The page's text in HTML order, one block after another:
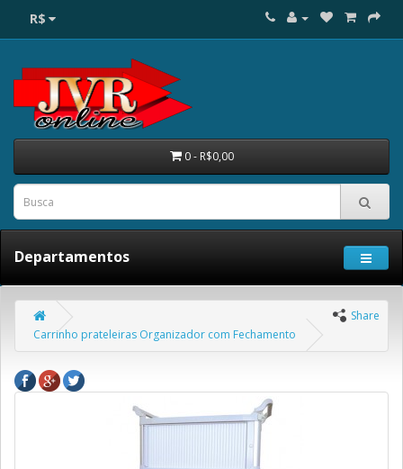
R$
0 - R$0,00
Departamentos
Share
Carrinho prateleiras Organizador com Fechamento